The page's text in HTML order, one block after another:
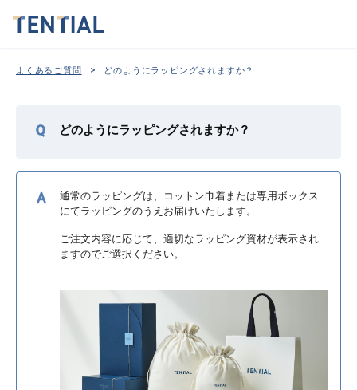
よくあるご質問 > どのようにラッピングされますか？
どのようにラッピングされますか？
通常のラッピングは、コットン巾着または専用ボックス
にてラッピングのうえお届けいたします。
ご注文内容に応じて、適切なラッピング資材が表示され
ますのでご選択ください。